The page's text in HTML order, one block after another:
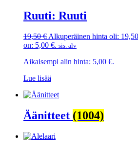
Ruuti: Ruuti
19,50€ Alkuperäinen hinta oli:
on: 5,00 €. sis. alv
Aikaisempi alin hinta: 5,00 €.
Lue lisää
Äänitteet (1004)